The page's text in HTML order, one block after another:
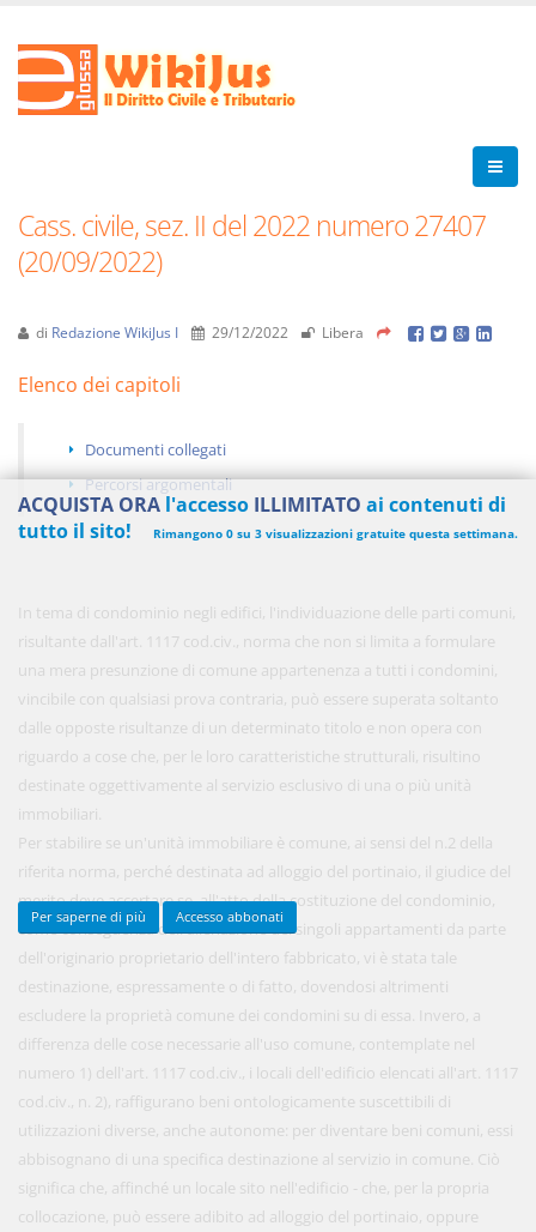
Cass. civile, sez. II del 2022 numero 27407
(20/09/2022)
di Redazione WikiJus I 29/12/2022 Libera
Elenco dei capitoli
Documenti collegati
Percorsi argomentali
In tema di condominio negli edifici, l'individuazione delle parti comuni,
risultante dall'art. 1117 cod.civ., norma che non si limita a formulare
una mera presunzione di comune appartenenza a tutti i condomini,
vincibile con qualsiasi prova contraria, può essere superata soltanto
dalle opposte risultanze di un determinato titolo e non opera con
riguardo a cose che, per le loro caratteristiche strutturali, risultino
destinate oggettivamente al servizio esclusivo di una o più unità
immobiliari.
Per stabilire se un'unità immobiliare è comune, ai sensi del n.2 della
riferita norma, perché destinata ad alloggio del portinaio, il giudice del
merito deve accertare se, all'atto della costituzione del condominio,
come conseguenza dell'alienazione dei singoli appartamenti da parte
dell'originario proprietario dell'intero fabbricato, vi è stata tale
destinazione, espressamente o di fatto, dovendosi altrimenti
escludere la proprietà comune dei condomini su di essa. Invero, a
differenza delle cose necessarie all'uso comune, contemplate nel
numero 1) dell'art. 1117 cod.civ., i locali dell'edificio elencati all'art. 1117
cod.civ., n. 2), raffigurano beni ontologicamente suscettibili di
utilizzazioni diverse, anche autonome: per diventare beni comuni, essi
abbisognano di una specifica destinazione al servizio in comune. Ciò
significa che, affinché un locale sito nell'edificio - che, per la propria
collocazione, può essere adibito ad alloggio del portinaio, oppure
ACQUISTA ORA l'accesso ILLIMITATO ai contenuti di
tutto il sito!
Rimangono 0 su 3 visualizzazioni gratuite questa settimana.
450,00 € ANNUALI
Acquista ora
Acquista ora
Per saperne di più Accesso abbonati